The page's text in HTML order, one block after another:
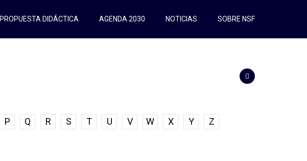
PROPUESTA DIDÁCTICA AGENDA 2030 NOTICIAS SOBRE NSF
P Q R S T U V W X Y Z